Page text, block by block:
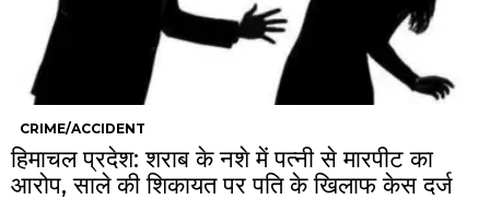
CRIME/ACCIDENT
हिमाचल प्रदेश: शराब के नशे में पत्नी से मारपीट का
आरोप, साले की शिकायत पर पति के खिलाफ केस दर्ज